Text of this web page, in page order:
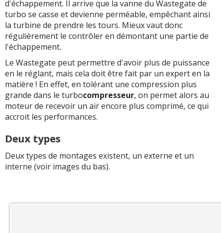
d'échappement. Il arrive que la vanne du Wastegate de
turbo se casse et devienne perméable, empêchant ainsi
la turbine de prendre les tours. Mieux vaut donc
régulièrement le contrôler en démontant une partie de
l'échappement.
Le Wastegate peut permettre d'avoir plus de puissance
en le réglant, mais cela doit être fait par un expert en la
matière ! En effet, en tolérant une compression plus
grande dans le turbocompresseur, on permet alors au
moteur de recevoir un air encore plus comprimé, ce qui
accroit les performances.
Deux types
Deux types de montages existent, un externe et un
interne (voir images du bas).